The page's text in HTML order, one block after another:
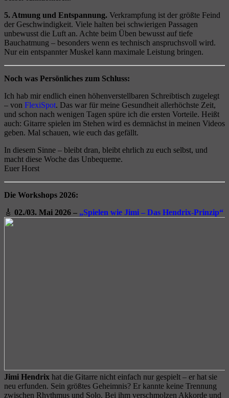
5. Atmung und Entspannung. Verkrampfung ist der größte Feind
der Geschwindigkeit. Viele halten bei schwierigen Passagen
unbewusst die Luft an. Achte beim Üben bewusst auf tiefe
Bauchatmung – besonders wenn es technisch anspruchsvoll wird.
Nur ein entspannter Muskel kann maximale Leistung bringen.
Noch was Persönliches zum Schluss:
Ich hab mir endlich einen höhenverstellbaren Schreibtisch zugelegt
– von FlexiSpot. Das war für meine Gesundheit allerhöchste Zeit,
und schon nach wenigen Tagen spüre ich die ersten Vorteile. Heißt
auch: Gitarre spielen im Stehen wird es demnächst in meinen Videos
geben. Mal schauen, wie euch das gefällt.
In diesem Sinne – bleibt dran, bleibt ehrlich zu euch selbst, und
macht diese Woche das Unbequeme.
Euer Horst
Die Workshops 2026:
🎸 02./03. Mai 2026 – „Spielen wie Jimi – Das Hendrix-Prinzip“
Jimi Hendrix hat die Gitarre nicht einfach nur gespielt – er hat sie
neu erfunden. Sein größtes Geheimnis? Er kannte keine Trennung
zwischen Rhythmus und Solo. Bei ihm verschmolzen Akkorde und